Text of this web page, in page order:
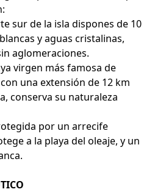
sur de la isla dispones de 10
y aguas cristalinas,
aglomeraciones.
virgen más famosa de
una extensión de 12 km
conserva su naturaleza
por un arrecife
a la playa del oleaje, y un